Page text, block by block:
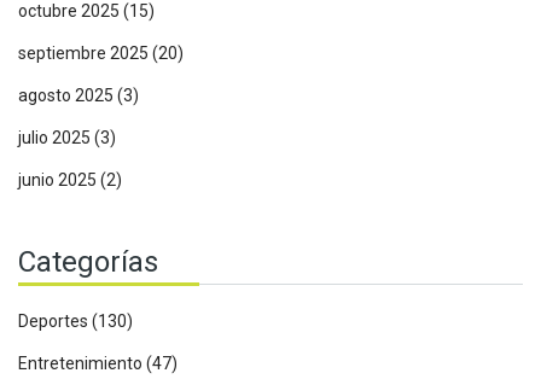
octubre 2025 (15)
septiembre 2025 (20)
agosto 2025 (3)
julio 2025 (3)
junio 2025 (2)
Categorías
Deportes (130)
Entretenimiento (47)